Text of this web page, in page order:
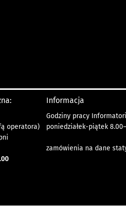
operatora)
Informacja
Godziny pracy
poniedziałek-piątek 8.00–
zamówienia na dane